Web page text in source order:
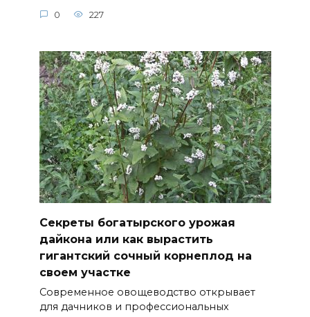
0 227
Секреты богатырского урожая
дайкона или как вырастить
гигантский сочный корнеплод на
своем участке
Современное овощеводство открывает
для дачников и профессиональных